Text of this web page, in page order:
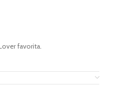
favorita.